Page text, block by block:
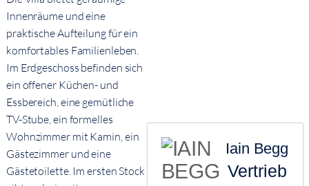
Innenräume und eine
praktische Aufteilung für ein
komfortables Familienleben.
Im Erdgeschoss befinden sich
ein offener Küchen- und
Essbereich, eine gemütliche
TV-Stube, ein formelles
Wohnzimmer mit Kamin, ein
Gästezimmer und eine
Gästetoilette. Im ersten Stock
Iain Begg
Vertrieb